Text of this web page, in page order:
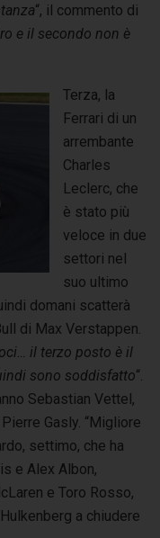
“, il commento di
e il secondo non è
Terza, la
Ferrari di un
arrembante
Charles
Leclerc, che
è stato più
veloce in due
settori nel
suo ultimo
domani scatterà
di Max Verstappen.
il terzo posto è il
sono soddisfatto“.
Sebastian Vettel,
Gasly. “Migliore
settimo, che ha
e Alex Albon,
e Toro Rosso,
a chiudere